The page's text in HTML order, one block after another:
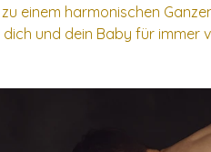
einem harmonischen
und dein Baby für immer